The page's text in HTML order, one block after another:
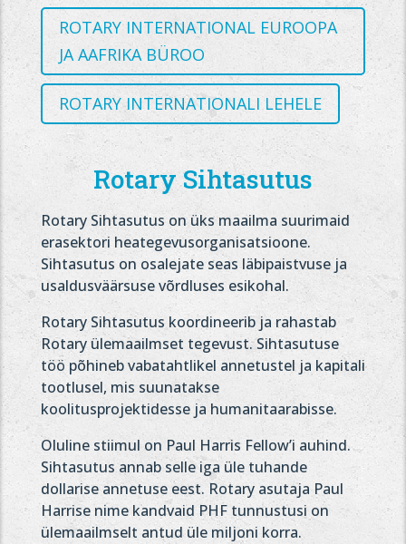
ROTARY INTERNATIONAL EUROOPA
JA AAFRIKA BÜROO
ROTARY INTERNATIONALI LEHELE
Rotary Sihtasutus
Rotary Sihtasutus on üks maailma suurimaid
erasektori heategevusorganisatsioone.
Sihtasutus on osalejate seas läbipaistvuse ja
usaldusväärsuse võrdluses esikohal.
Rotary Sihtasutus koordineerib ja rahastab
Rotary ülemaailmset tegevust. Sihtasutuse
töö põhineb vabatahtlikel annetustel ja kapitali
tootlusel, mis suunatakse
koolitusprojektidesse ja humanitaarabisse.
Oluline stiimul on Paul Harris Fellow’i auhind.
Sihtasutus annab selle iga üle tuhande
dollarise annetuse eest. Rotary asutaja Paul
Harrise nime kandvaid PHF tunnustusi on
ülemaailmselt antud üle miljoni korra.